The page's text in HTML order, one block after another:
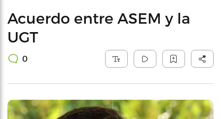
Acuerdo entre ASEM y la
UGT
0